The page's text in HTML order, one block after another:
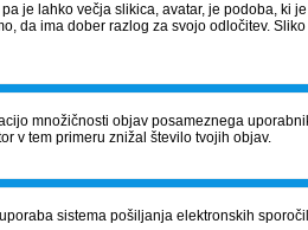
je lahko večja slikica, avatar, je podoba, ki
ima dober razlog za svojo odločitev.
množičnosti objav posameznega
v tem primeru znižal število tvojih objav.
sistema pošiljanja elektronskih